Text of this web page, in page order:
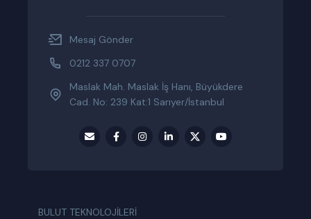
Mesaj Gönder
0212 337 0707
Maslak Mah. Maslak İş Hanı, Büyükdere
Cad. No: 239 Kat:1 Sarıyer/İstanbul
BULUT TEKNOLOJİLERİ